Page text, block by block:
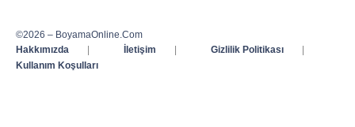
©2026 – BoyamaOnline.Com
Hakkımızda
| İletişim | Gizlilik Politikası
|
Kullanım Koşulları